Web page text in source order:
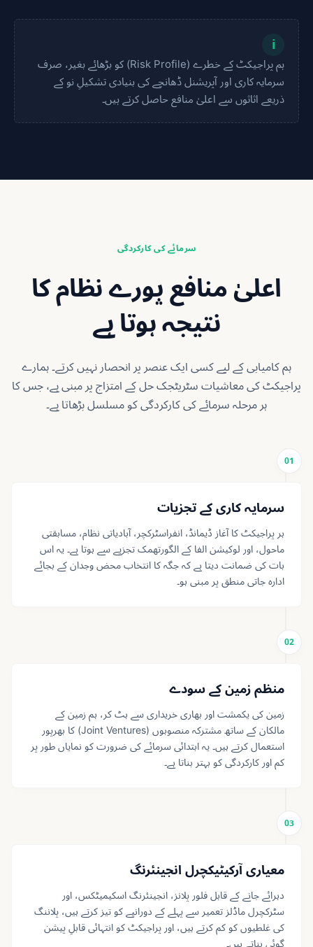
ℹ
ہم پراجیکٹ کے خطرے (Risk Profile) کو بڑھائے بغیر، صرف
سرمایہ کاری اور آپریشنل ڈھانچے کی بنیادی تشکیلِ نو کے
ذریعے اثاثوں سے اعلیٰ منافع حاصل کرتے ہیں۔
سرمائے کی کارکردگی
اعلیٰ منافع پورے نظام کا
نتیجہ ہوتا ہے
ہم کامیابی کے لیے کسی ایک عنصر پر انحصار نہیں کرتے۔ ہمارے
پراجیکٹ کی معاشیات سٹریٹجک حل کے امتزاج پر مبنی ہے، جس کا
ہر مرحلہ سرمائے کی کارکردگی کو مسلسل بڑھاتا ہے۔
01
سرمایہ کاری کے تجزیات
ہر پراجیکٹ کا آغاز ڈیمانڈ، انفراسٹرکچر، آبادیاتی نظام، مسابقتی
ماحول، اور لوکیشن الفا کے الگورتھمک تجزیے سے ہوتا ہے۔ یہ اس
بات کی ضمانت دیتا ہے کہ جگہ کا انتخاب محض وجدان کے بجائے
ادارہ جاتی منطق پر مبنی ہو۔
02
منظم زمین کے سودے
زمین کی یکمشت اور بھاری خریداری سے ہٹ کر، ہم زمین کے
مالکان کے ساتھ مشترکہ منصوبوں (Joint Ventures) کا بھرپور
استعمال کرتے ہیں۔ یہ ابتدائی سرمائے کی ضرورت کو نمایاں طور پر
کم اور کارکردگی کو بہتر بناتا ہے۔
03
معیاری آرکیٹیکچرل انجینئرنگ
دہرائے جانے کے قابل فلور پلانز، انجینئرنگ اسکیمیٹکس، اور
سٹرکچرل ماڈلز تعمیر سے پہلے کے دورانیے کو تیز کرتے ہیں، پلاننگ
کی غلطیوں کو کم کرتے ہیں، اور پراجیکٹ کو انتہائی قابلِ پیشن